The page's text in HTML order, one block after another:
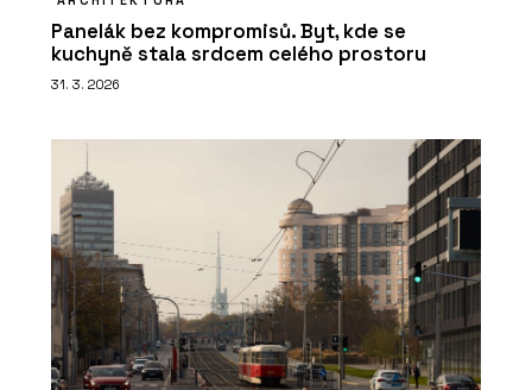
Panelák bez kompromisů. Byt, kde se
kuchyně stala srdcem celého prostoru
31. 3. 2026